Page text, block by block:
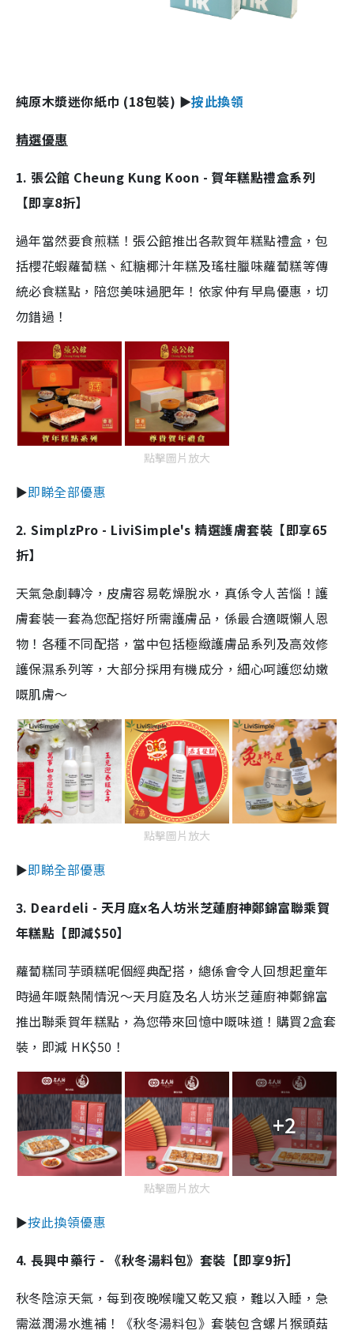
純原木漿迷你紙巾 (18包裝) ►按此換領
精選優惠
1. 張公館 Cheung Kung Koon - 賀年糕點禮盒系列
【即享8折】
過年當然要食煎糕！張公館推出各款賀年糕點禮盒，包
括櫻花蝦蘿蔔糕、紅糖椰汁年糕及瑤柱臘味蘿蔔糕等傳
統必食糕點，陪您美味過肥年！依家仲有早鳥優惠，切
勿錯過！
點擊圖片放大
►即睇全部優惠
2. SimplzPro - LiviSimple's 精選護膚套裝【即享65
折】
天氣急劇轉冷，皮膚容易乾燥脫水，真係令人苦惱！護
膚套裝一套為您配搭好所需護膚品，係最合適嘅懶人恩
物！各種不同配搭，當中包括極緻護膚品系列及高效修
護保濕系列等，大部分採用有機成分，細心呵護您幼嫩
嘅肌膚～
點擊圖片放大
►即睇全部優惠
3. Deardeli - 天月庭x名人坊米芝蓮廚神鄭錦富聯乘賀
年糕點【即減$50】
蘿蔔糕同芋頭糕呢個經典配搭，總係會令人回想起童年
時過年嘅熱鬧情況～天月庭及名人坊米芝蓮廚神鄭錦富
推出聯乘賀年糕點，為您帶來回憶中嘅味道！購買2盒套
裝，即減 HK$50！
+2
點擊圖片放大
►按此換領優惠
4. 長興中藥行 - 《秋冬湯料包》套裝【即享9折】
秋冬陰涼天氣，每到夜晚喉嚨又乾又痕，難以入睡，急
需滋潤湯水進補！《秋冬湯料包》套裝包含螺片猴頭菇